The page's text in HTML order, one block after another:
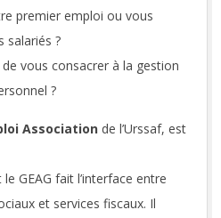
premier emploi ou vous
salariés ?
vous consacrer à la gestion
?
Association de l’Urssaf, est
GEAG fait l’interface entre
et services fiscaux. Il